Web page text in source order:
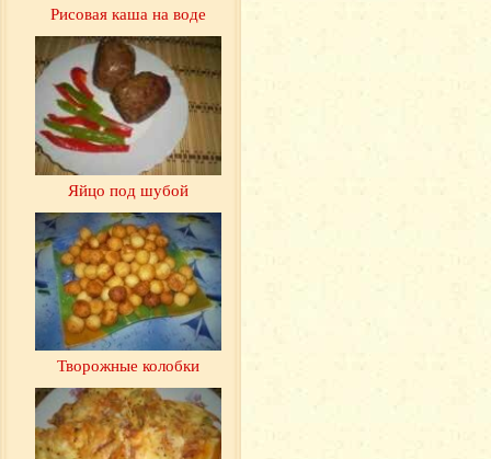
Рисовая каша на воде
Яйцо под шубой
Творожные колобки